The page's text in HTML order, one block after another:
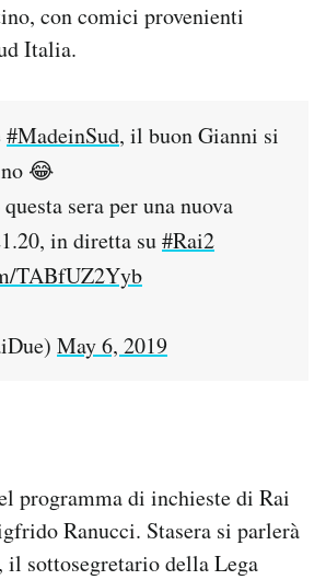
con comici provenienti
Italia.
#MadeinSud, il buon Gianni si
😂
sera per una nuova
in diretta su#Rai2
TABfUZ2Yyb
May 6, 2019
programma di inchieste di Rai
Ranucci. Stasera si parlerà
sottosegretario della Lega